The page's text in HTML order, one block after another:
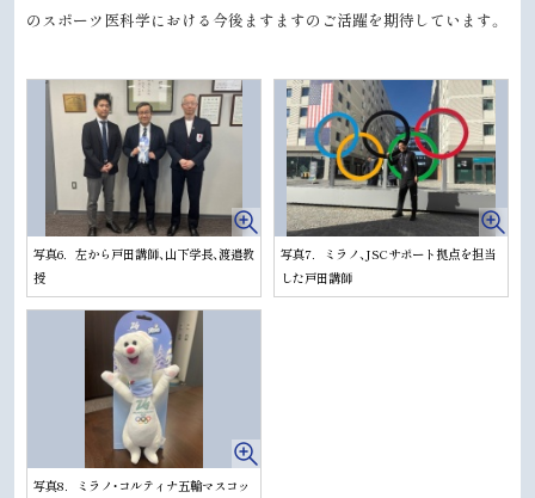
のスポーツ医科学における今後ますますのご活躍を期待しています。
写真6．左から戸田講師、山下学長、渡邉教
授
写真7．ミラノ、JSCサポート拠点を担当
した戸田講師
写真8．ミラノ・コルティナ五輪マスコッ